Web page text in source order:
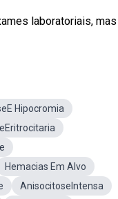
laboratoriais, mas
Hipocromia
Hemacias Em Alvo
AnisocitoseIntensa